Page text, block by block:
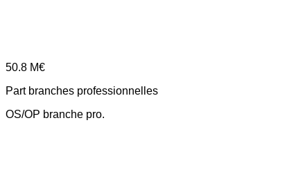
50.8 M€
Part branches professionnelles
OS/OP branche pro.